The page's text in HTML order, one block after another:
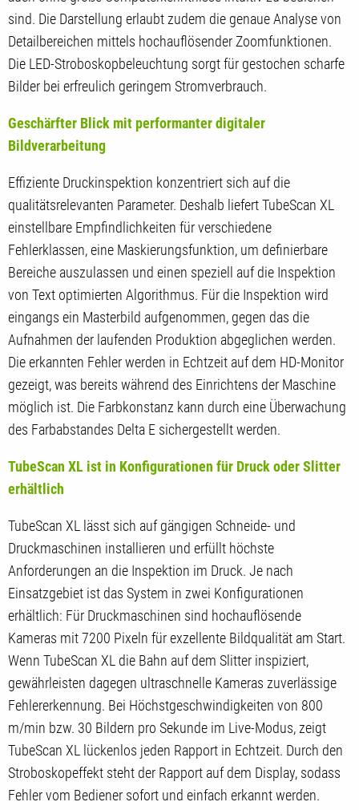
sind. Die Darstellung erlaubt zudem die genaue Analyse von
Detailbereichen mittels hochauflösender Zoomfunktionen.
Die LED-Stroboskopbeleuchtung sorgt für gestochen scharfe
Bilder bei erfreulich geringem Stromverbrauch.
Geschärfter Blick mit performanter digitaler
Bildverarbeitung
Effiziente Druckinspektion konzentriert sich auf die
qualitätsrelevanten Parameter. Deshalb liefert TubeScan XL
einstellbare Empfindlichkeiten für verschiedene
Fehlerklassen, eine Maskierungsfunktion, um definierbare
Bereiche auszulassen und einen speziell auf die Inspektion
von Text optimierten Algorithmus. Für die Inspektion wird
eingangs ein Masterbild aufgenommen, gegen das die
Aufnahmen der laufenden Produktion abgeglichen werden.
Die erkannten Fehler werden in Echtzeit auf dem HD-Monitor
gezeigt, was bereits während des Einrichtens der Maschine
möglich ist. Die Farbkonstanz kann durch eine Überwachung
des Farbabstandes Delta E sichergestellt werden.
TubeScan XL ist in Konfigurationen für Druck oder Slitter
erhältlich
TubeScan XL lässt sich auf gängigen Schneide- und
Druckmaschinen installieren und erfüllt höchste
Anforderungen an die Inspektion im Druck. Je nach
Einsatzgebiet ist das System in zwei Konfigurationen
erhältlich: Für Druckmaschinen sind hochauflösende
Kameras mit 7200 Pixeln für exzellente Bildqualität am Start.
Wenn TubeScan XL die Bahn auf dem Slitter inspiziert,
gewährleisten dagegen ultraschnelle Kameras zuverlässige
Fehlererkennung. Bei Höchstgeschwindigkeiten von 800
m/min bzw. 30 Bildern pro Sekunde im Live-Modus, zeigt
TubeScan XL lückenlos jeden Rapport in Echtzeit. Durch den
Stroboskopeffekt steht der Rapport auf dem Display, sodass
Fehler vom Bediener sofort und einfach erkannt werden.